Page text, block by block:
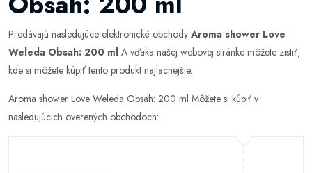
Predávajú nasledujúce elektronické obchody Aroma shower Love
Weleda Obsah: 200 ml A vďaka našej webovej stránke môžete zistiť,
kde si môžete kúpiť tento produkt najlacnejšie.
Aroma shower Love Weleda Obsah: 200 ml Môžete si kúpiť v
nasledujúcich overených obchodoch: